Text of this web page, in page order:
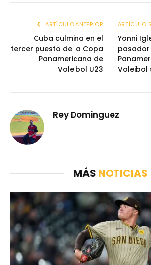
ARTÍCULO ANTERIOR
Cuba culmina en el
tercer puesto de la Copa
Panamericana de
Voleibol U23
ARTÍCULO
Yonni
pasador
Voleibol
Rey Dominguez
MÁS NOTICIAS